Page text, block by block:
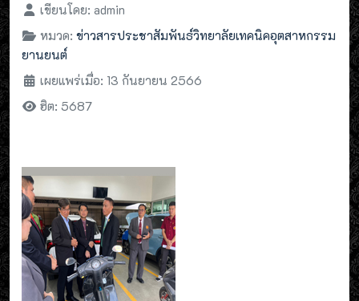
เขียนโดย: admin
หมวด: ข่าวสารประชาสัมพันธ์วิทยาลัยเทคนิคอุตสาหกรรม
ยานยนต์
เผยแพร่เมื่อ: 13 กันยายน 2566
ฮิต: 5687